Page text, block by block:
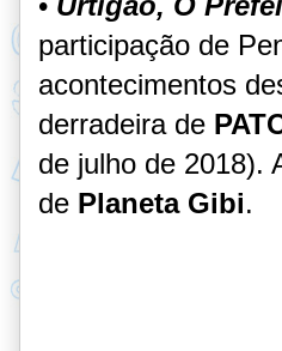
participação de
acontecimentos
derradeira de
de julho de 2018).
de Planeta Gibi.